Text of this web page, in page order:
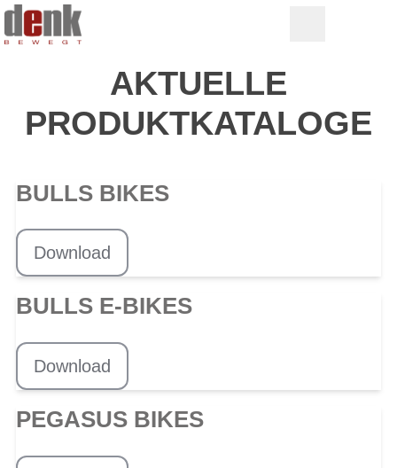
AKTUELLE
PRODUKTKATALOGE
BULLS BIKES
Download
BULLS E-BIKES
Download
PEGASUS BIKES